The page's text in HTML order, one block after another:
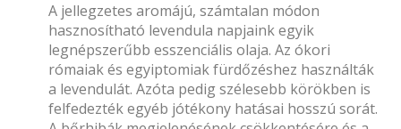
A jellegzetes aromájú, számtalan módon
hasznosítható levendula napjaink egyik
legnépszerűbb esszenciális olaja. Az ókori
rómaiak és egyiptomiak fürdőzéshez használták
a levendulát. Azóta pedig szélesebb körökben is
felfedezték egyéb jótékony hatásai hosszú sorát.